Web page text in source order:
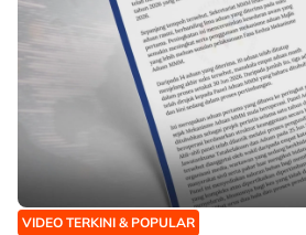
VIDEO TERKINI & POPULAR